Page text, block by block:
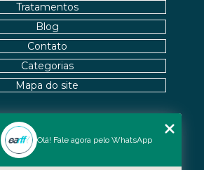
Nossas Unidades
Tratamentos
Blog
Contato
Categorias
Mapa do site
Olá! Fale agora pelo WhatsApp